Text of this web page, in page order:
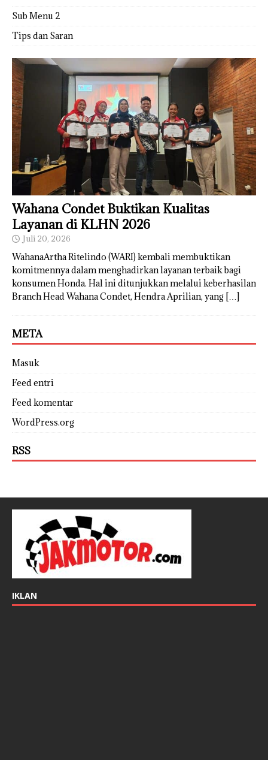
Sub Menu 2
Tips dan Saran
Wahana Condet Buktikan Kualitas
Layanan di KLHN 2026
Juli 20, 2026
WahanaArtha Ritelindo (WARI) kembali membuktikan
komitmennya dalam menghadirkan layanan terbaik bagi
konsumen Honda. Hal ini ditunjukkan melalui keberhasilan
Branch Head Wahana Condet, Hendra Aprilian, yang […]
META
Masuk
Feed entri
Feed komentar
WordPress.org
RSS
IKLAN